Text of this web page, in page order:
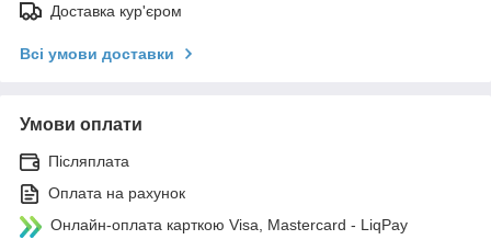
Доставка кур'єром
Всі умови доставки
Умови оплати
Післяплата
Оплата на рахунок
Онлайн-оплата карткою Visa, Mastercard - LiqPay